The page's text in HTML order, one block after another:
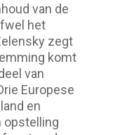
van de
het
zegt
komt
van
Europese
en
opstelling